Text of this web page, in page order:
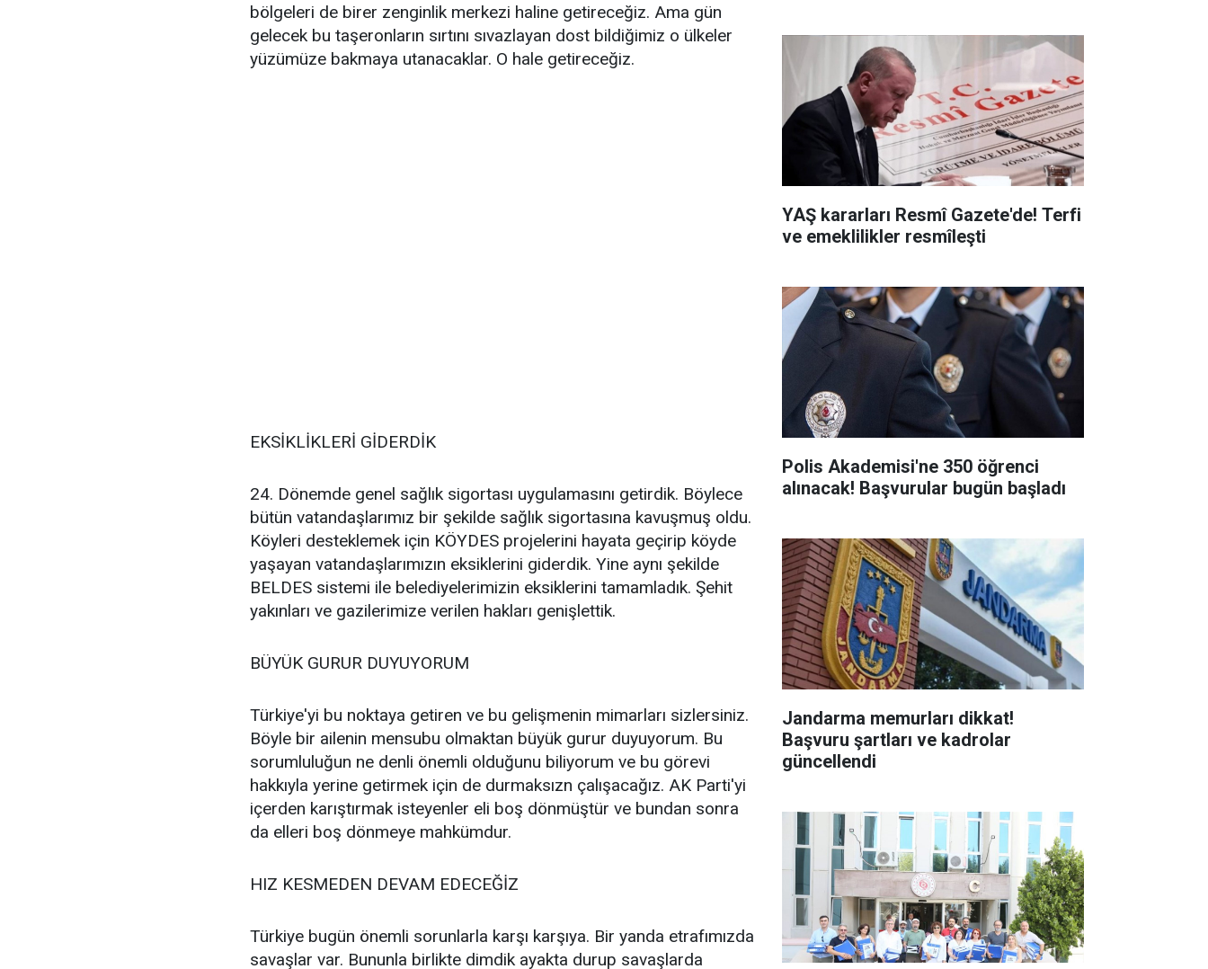
bölgeleri de birer zenginlik merkezi haline getireceğiz. Ama gün
gelecek bu taşeronların sırtını sıvazlayan dost bildiğimiz o ülkeler
yüzümüze bakmaya utanacaklar. O hale getireceğiz.
EKSİKLİKLERİ GİDERDİK
24. Dönemde genel sağlık sigortası uygulamasını getirdik. Böylece
bütün vatandaşlarımız bir şekilde sağlık sigortasına kavuşmuş oldu.
Köyleri desteklemek için KÖYDES projelerini hayata geçirip köyde
yaşayan vatandaşlarımızın eksiklerini giderdik. Yine aynı şekilde
BELDES sistemi ile belediyelerimizin eksiklerini tamamladık. Şehit
yakınları ve gazilerimize verilen hakları genişlettik.
BÜYÜK GURUR DUYUYORUM
Türkiye'yi bu noktaya getiren ve bu gelişmenin mimarları sizlersiniz.
Böyle bir ailenin mensubu olmaktan büyük gurur duyuyorum. Bu
sorumluluğun ne denli önemli olduğunu biliyorum ve bu görevi
hakkıyla yerine getirmek için de durmaksızn çalışacağız. AK Parti'yi
içerden karıştırmak isteyenler eli boş dönmüştür ve bundan sonra
da elleri boş dönmeye mahkümdur.
HIZ KESMEDEN DEVAM EDECEĞİZ
Türkiye bugün önemli sorunlarla karşı karşıya. Bir yanda etrafımızda
savaşlar var. Bununla birlikte dimdik ayakta durup savaşlarda
YAŞ kararları Resmî Gazete'de! Terfi
ve emeklilikler resmîleşti
Polis Akademisi'ne 350 öğrenci
alınacak! Başvurular bugün başladı
Jandarma memurları dikkat!
Başvuru şartları ve kadrolar
güncellendi